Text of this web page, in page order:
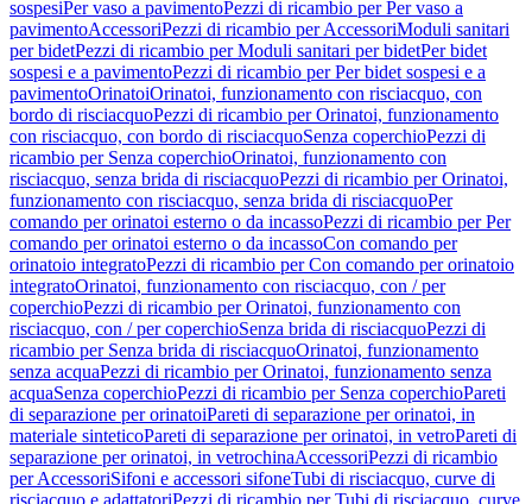
sospesiPer vaso a pavimentoPezzi di ricambio per Per vaso a
pavimentoAccessoriPezzi di ricambio per AccessoriModuli sanitari
per bidetPezzi di ricambio per Moduli sanitari per bidetPer bidet
sospesi e a pavimentoPezzi di ricambio per Per bidet sospesi e a
pavimentoOrinatoiOrinatoi, funzionamento con risciacquo, con
bordo di risciacquoPezzi di ricambio per Orinatoi, funzionamento
con risciacquo, con bordo di risciacquoSenza coperchioPezzi di
ricambio per Senza coperchioOrinatoi, funzionamento con
risciacquo, senza brida di risciacquoPezzi di ricambio per Orinatoi,
funzionamento con risciacquo, senza brida di risciacquoPer
comando per orinatoi esterno o da incassoPezzi di ricambio per Per
comando per orinatoi esterno o da incassoCon comando per
orinatoio integratoPezzi di ricambio per Con comando per orinatoio
integratoOrinatoi, funzionamento con risciacquo, con / per
coperchioPezzi di ricambio per Orinatoi, funzionamento con
risciacquo, con / per coperchioSenza brida di risciacquoPezzi di
ricambio per Senza brida di risciacquoOrinatoi, funzionamento
senza acquaPezzi di ricambio per Orinatoi, funzionamento senza
acquaSenza coperchioPezzi di ricambio per Senza coperchioPareti
di separazione per orinatoiPareti di separazione per orinatoi, in
materiale sinteticoPareti di separazione per orinatoi, in vetroPareti di
separazione per orinatoi, in vetrochinaAccessoriPezzi di ricambio
per AccessoriSifoni e accessori sifoneTubi di risciacquo, curve di
risciacquo e adattatoriPezzi di ricambio per Tubi di risciacquo, curve